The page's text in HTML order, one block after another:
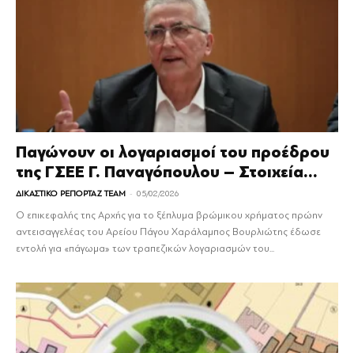
Παγώνουν οι λογαριασμοί του προέδρου
της ΓΣΕΕ Γ. Παναγόπουλου – Στοιχεία...
ΔΙΚΑΣΤΙΚΟ ΡΕΠΟΡΤΑΖ TEAM - 05/02/2026
Ο επικεφαλής της Αρχής για το ξέπλυμα βρώμικου χρήματος πρώην
αντεισαγγελέας του Αρείου Πάγου Χαράλαμπος Βουρλιώτης έδωσε
εντολή για «πάγωμα» των τραπεζικών λογαριασμών του...